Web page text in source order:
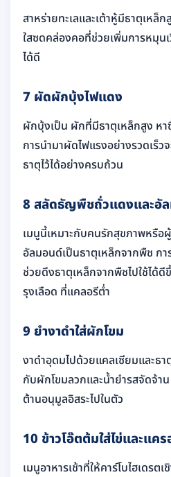
สาหร่ายทะเลและเต้าหู้มีธาตุเหล็
ใสซดคล่องคอที่ช่วยเพิ่มการหมุน
ได้ดี
7 ผัดผักบุ้งไฟแดง
ผักบุ้งเป็น ผักที่มีธาตุเหล็กสูง หา
การนำมาผัดไฟแรงอย่างรวดเร็ว
ธาตุไว้ได้อย่างครบถ้วน
8 สลัดธัญพืชถั่วแดงและอั
เมนูนี้เหมาะกับคนรักสุขภาพหรือ
อัลมอนด์เป็นธาตุเหล็กจากพืช ก
ช่วยดึงธาตุเหล็กจากพืชไปใช้ได้ดี
รุงเลือด ที่แคลอรีต่ำ
9 ยำงาดำใส่ผักโขม
งาดำอุดมไปด้วยแคลเซียมและธา
กับผักโขมลวกและน้ำยำรสจัดจ้า
ต้านอนุมูลอิสระไปในตัว
10 ข้าวโอ๊ตต้มใส่ไข่และแค
เมนูอาหารเช้าที่ให้คาร์โบไฮเดรต